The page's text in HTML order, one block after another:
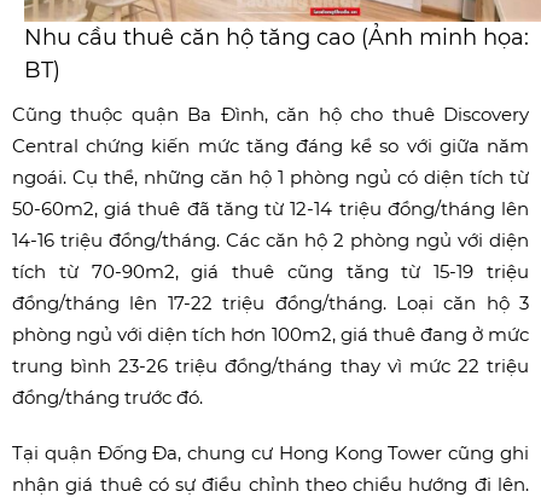
Nhu cầu thuê căn hộ tăng cao (Ảnh minh họa:
BT)
Cũng thuộc quận Ba Đình, căn hộ cho thuê Discovery
Central chứng kiến mức tăng đáng kể so với giữa năm
ngoái. Cụ thể, những căn hộ 1 phòng ngủ có diện tích từ
50-60m2, giá thuê đã tăng từ 12-14 triệu đồng/tháng lên
14-16 triệu đồng/tháng. Các căn hộ 2 phòng ngủ với diện
tích từ 70-90m2, giá thuê cũng tăng từ 15-19 triệu
đồng/tháng lên 17-22 triệu đồng/tháng. Loại căn hộ 3
phòng ngủ với diện tích hơn 100m2, giá thuê đang ở mức
trung bình 23-26 triệu đồng/tháng thay vì mức 22 triệu
đồng/tháng trước đó.
Tại quận Đống Đa, chung cư Hong Kong Tower cũng ghi
nhận giá thuê có sự điều chỉnh theo chiều hướng đi lên.